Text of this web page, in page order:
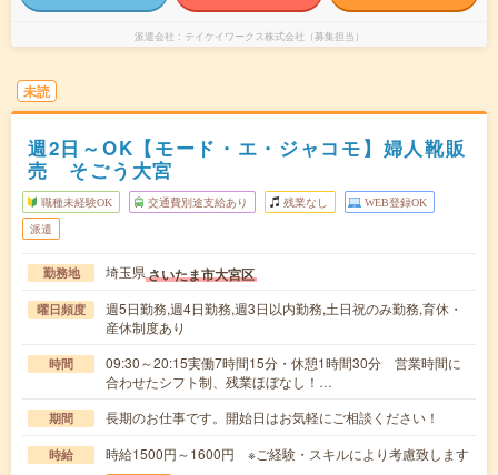
派遣会社 テイケイワークス株式会社（募集担当）
未読
週2日～OK【モード・エ・ジャコモ】婦人靴販
売 そごう大宮
職種未経験OK 交通費別途支給あり 残業なし WEB登録OK
派遣
勤務地 埼玉県さいたま市大宮区
曜日頻度
週5日勤務,週4日勤務,週3日以内勤務,土日祝のみ勤務,育休・
産休制度あり
時間
09:30～20:15実働7時間15分・休憩1時間30分 営業時間に
合わせたシフト制、残業ほぼなし！…
期間 長期のお仕事です。開始日はお気軽にご相談ください！
時給 時給1500円～1600円 ※ご経験・スキルにより考慮致します